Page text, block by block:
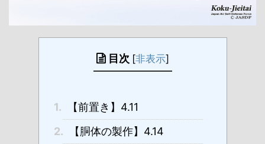
目次 [非表示]
1.
【前置き】4.11
2.
【胴体の製作】4.14